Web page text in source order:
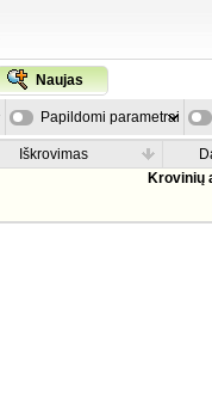
Naujas
Papildomi parametrai
Iškrovimas
Krovinių